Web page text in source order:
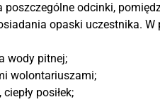
poszczególne odcinki,
opaski uczestnika.
wody pitnej;
wolontariuszami;
posiłek;